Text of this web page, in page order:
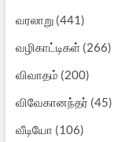
வரலாறு(441)
வழிகாட்டிகள்(266)
விவாதம் (200)
விவேகானந்தர் (45)
வீடியோ (106)